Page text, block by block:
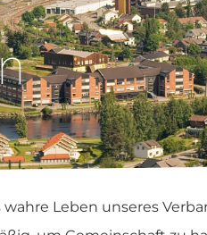
Leben unseres